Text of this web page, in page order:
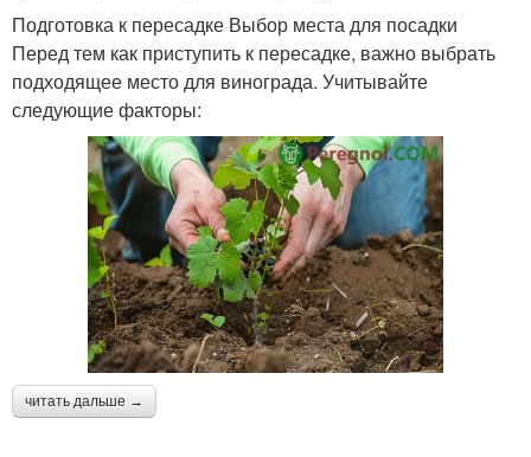
Подготовка к пересадке Выбор места для посадки
Перед тем как приступить к пересадке, важно выбрать
подходящее место для винограда. Учитывайте
следующие факторы:
читать дальше →